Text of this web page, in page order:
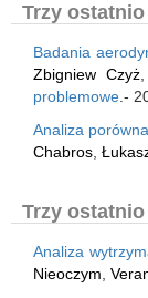
Trzy
Badania
Zbigniew Czyż
problemowe .-
Analiza
Chabros
Trzy ostatnio
Analiza
Nieoczym